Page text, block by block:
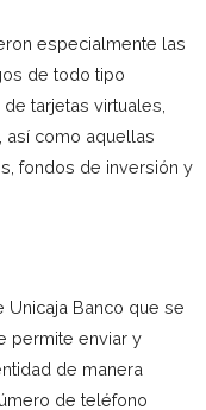
especialmente las
de todo tipo
tarjetas virtuales,
así como aquellas
fondos de inversión y
Unicaja Banco que se
permite enviar y
de manera
de teléfono